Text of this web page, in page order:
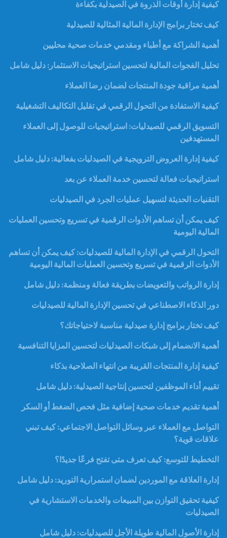
كيفية إدارة أوقات الذروة في الصيدلية بكفاءة
كيف تختار برامج الإدارة المالية المثالية للصيدلية
أهمية الشراكة مع أطباء ومقدمي خدمات صحية محليين
تحليل الفجوات المالية لتحسين استراتيجيات الاستثمار: دليل شامل
أهمية مراقبة جودة المنتجات لضمان رضا العملاء
كيفية الاستفادة من التحول الرقمي في تقليل التكاليف التشغيلية
التسويق الرقمي للصيدليات: استراتيجيات للوصول إلى العملاء
المستهدفين
كيفية إدارة العروض الترويجية في الصيدليات بفعالية: دليل شامل
استراتيجيات فعالة لتحسين خدمة العملاء عن بعد
التقنيات الحديثة لتسهيل عمليات الجرد في الصيدليات
كيف يمكن أن تساهم الأدوات الرقمية في تسريع وتحسين العمليات
المالية اليومية
التحول الرقمي في الإدارة المالية للصيدليات: كيف يمكن أن تساهم
الأدوات الرقمية في تسريع وتحسين العمليات المالية اليومية
إدارة الرواتب والتعويضات بطريقة فعالة ومنظمة: دليل شامل
دور الذكاء الاصطناعي في تحسين الإدارة المالية للصيدليات
كيف تختار برامج إدارة صيدلية مناسبة لاحتياجاتك؟
أهمية الانضمام إلى شبكات الصيدليات لتحسين المزايا التنافسية
كيفية إدارة المنتجات القريبة من انتهاء الصلاحية بذكاء
تقييم أداء الموظفين لتحسين إنتاجية الصيدلية: دليل شامل
أهمية تقديم خدمات صحية إضافية مثل فحص الضغط أو السكر
التواصل مع العملاء عبر وسائل التواصل الاجتماعي: كيف تبني
علاقات قوية؟
التخطيط للتوسع: كيف تعرف متى تفتح فرعًا جديدًا؟
إدارة العلاقة مع الموردين لضمان استمرارية التوريد: دليل شامل
كيفية تحقيق التوازن بين المبيعات والخدمات الاستشارية في
الصيدليات
إدارة الأصول المالية طويلة الأجل للصيدليات: دليل شامل